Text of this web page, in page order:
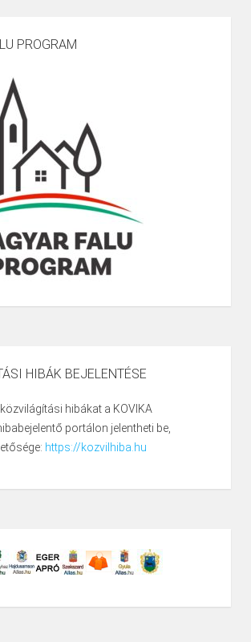
PROGRAM
HIBÁK BEJELENTÉSE
hibákat a KOVIKA
portálon jelentheti be,
https://kozvilhiba.hu